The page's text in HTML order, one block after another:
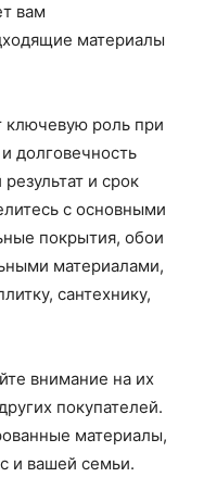
вам
материалы
ключевую роль при
долговечность
и срок
с основными
покрытия, обои
материалами,
сантехнику,
внимание на их
покупателей.
материалы,
и вашей семьи.